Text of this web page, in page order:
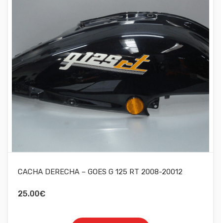
CACHA DERECHA – GOES G 125 RT 2008-20012
25.00€